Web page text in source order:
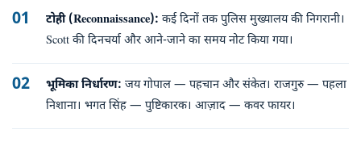
टोही (Reconnaissance): कई दिनों तक पुलिस मुख्यालय की निगरानी।
Scott की दिनचर्या और आने-जाने का समय नोट किया गया।
भूमिका निर्धारण: जय गोपाल — पहचान और संकेत। राजगुरु — पहला
निशाना। भगत सिंह — पुष्टिकारक। आज़ाद — कवर फायर।